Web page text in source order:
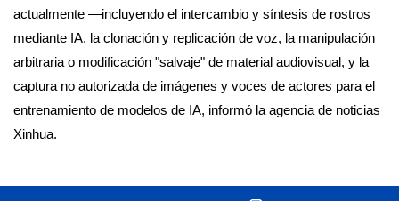
actualmente —incluyendo el intercambio y síntesis de rostros
mediante IA, la clonación y replicación de voz, la manipulación
arbitraria o modificación "salvaje" de material audiovisual, y la
captura no autorizada de imágenes y voces de actores para el
entrenamiento de modelos de IA, informó la agencia de noticias
Xinhua.